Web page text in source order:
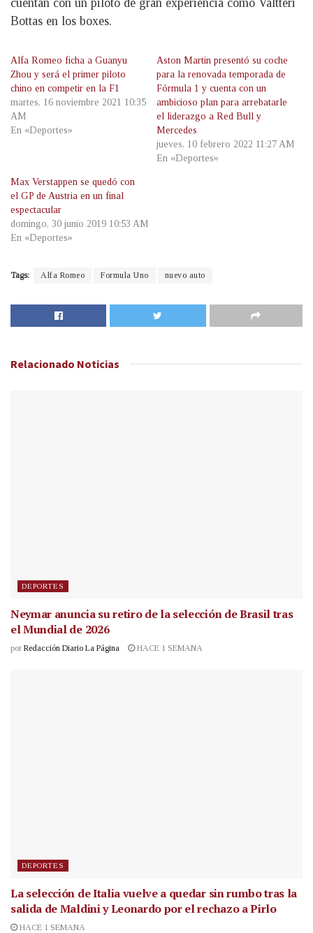
cuentan con un piloto de gran experiencia como Valtteri
Bottas en los boxes.
Alfa Romeo ficha a Guanyu
Zhou y será el primer piloto
chino en competir en la F1
martes, 16 noviembre 2021 10:35
AM
En «Deportes»
Aston Martin presentó su coche
para la renovada temporada de
Fórmula 1 y cuenta con un
ambicioso plan para arrebatarle
el liderazgo a Red Bull y
Mercedes
jueves, 10 febrero 2022 11:27 AM
En «Deportes»
Max Verstappen se quedó con
el GP de Austria en un final
espectacular
domingo, 30 junio 2019 10:53 AM
En «Deportes»
Tags: Alfa Romeo Formula Uno nuevo auto
Relacionado Noticias
DEPORTES
Neymar anuncia su retiro de la selección de Brasil tras
el Mundial de 2026
por Redacción Diario La Página HACE 1 SEMANA
DEPORTES
La selección de Italia vuelve a quedar sin rumbo tras la
salida de Maldini y Leonardo por el rechazo a Pirlo
HACE 1 SEMANA